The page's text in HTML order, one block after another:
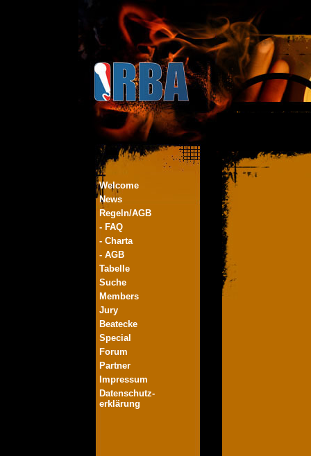
Welcome
News
Regeln/AGB
- FAQ
- Charta
- AGB
Tabelle
Suche
Members
Jury
Beatecke
Special
Forum
Partner
Impressum
Datenschutz-
erklärung